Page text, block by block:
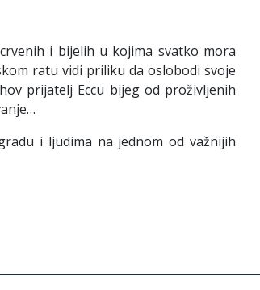
i bijelih u kojima svatko mora
ratu vidi priliku da oslobodi svoje
prijatelj Eccu bijeg od proživljenih
i ljudima na jednom od važnijih